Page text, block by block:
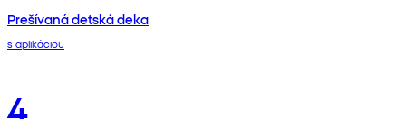
Prešívaná detská deka
s aplikáciou
4